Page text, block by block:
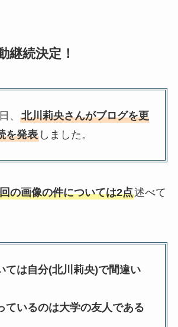
続決定！
、 北川莉央さんがブログを更
を発表しました。
の画像の件については2点述べて
ては自分(北川莉央)で間違い
ているのは大学の友人である